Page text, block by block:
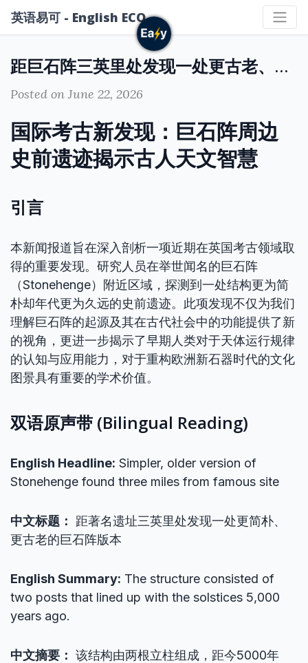
英语易可 - English ECO
距巨石阵三英里处发现一处更古老、更原始的结构
Posted on June 22, 2026
国际考古新发现：巨石阵周边
史前遗迹揭示古人天文智慧
引言
本新闻报道旨在深入剖析一项近期在英国考古领域取
得的重要发现。研究人员在举世闻名的巨石阵
（Stonehenge）附近区域，探测到一处结构更为简
朴却年代更为久远的史前遗迹。此项发现不仅为我们
理解巨石阵的起源及其在古代社会中的功能提供了新
的视角，更进一步揭示了早期人类对于天体运行规律
的认知与应用能力，对于重构欧洲新石器时代的文化
图景具有重要的学术价值。
双语原声带 (Bilingual Reading)
English Headline: Simpler, older version of
Stonehenge found three miles from famous site
中文标题：
距著名遗址三英里处发现一处更简朴、
更古老的巨石阵版本
English Summary: The structure consisted of
two posts that lined up with the solstices 5,000
years ago.
中文摘要： 该结构由两根立柱组成，距今5000年